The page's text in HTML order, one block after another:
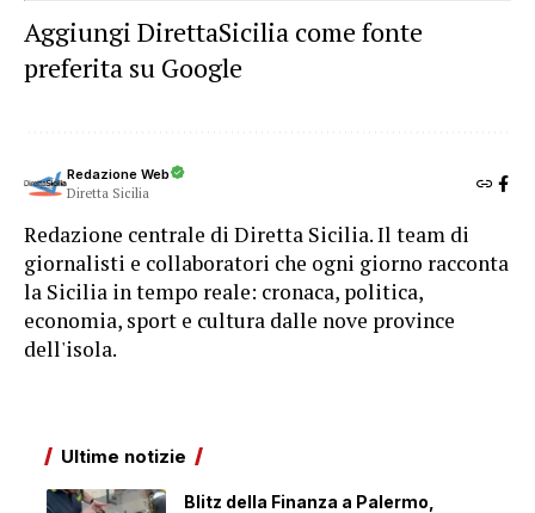
Aggiungi DirettaSicilia come fonte
preferita su Google
Redazione Web
Diretta Sicilia
Redazione centrale di Diretta Sicilia. Il team di
giornalisti e collaboratori che ogni giorno racconta
la Sicilia in tempo reale: cronaca, politica,
economia, sport e cultura dalle nove province
dell'isola.
Ultime notizie
Blitz della Finanza a Palermo,